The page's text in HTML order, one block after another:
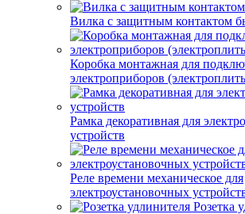
Вилка с защитным контактом
Коробка монтажная для
электроприборов
Рамка декоративная для
устройств
Реле времени механическое для
электроустановочных
Розетка